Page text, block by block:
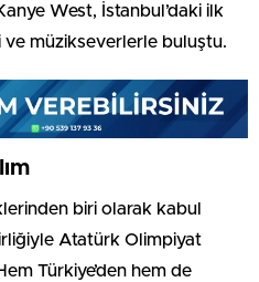
West, İstanbul’daki ilk
ve müzikseverlerle buluştu.
biri olarak kabul
Atatürk Olimpiyat
Türkiye’den hem de